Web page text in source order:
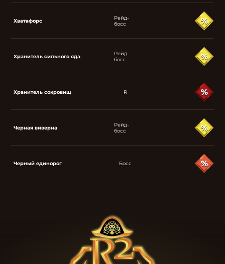
Хватафорс
Рейд-
босс
Хранитель сильного яда
Рейд-
босс
Хранитель сокровищ R
Черная виверна
Рейд-
босс
Черный единорог Босс